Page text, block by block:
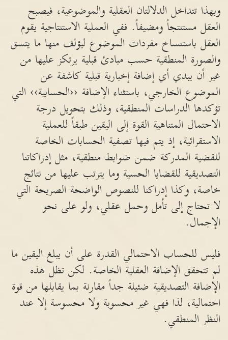
وبهذا تتداخل الدلالتان العقلية والموضوعية، فيصبح
العقل مستنتجاً ومضيفاً. ففي العملية الاستنتاجية يقوم
العقل باستنساخ مفردات الموضوع ليؤلف منها ما يتسق
والصورة المنطقية حسب مبادئ قبلية يرتكز عليها من
غير أن يبدي أي إضافة إخبارية قبلية كاشفة عن
الموضوع الخارجي، باستثناء الإضافة ‹‹الحسابية›› التي
تؤكدها الدراسات المنطقية، وذلك بتحويل درجة
الاحتمال المتناهية القوة إلى اليقين طبقاً للعملية
الاستقرائية، إذ يتم فيها تصفية الحسابات الخاصة
للقضية المدركة ضمن ضوابط منطقية، مثل إدراكاتنا
التصديقية للقضايا الحسية وما يترتب عليها من نتائج
خاصة، وكذا إدراكنا للنصوص الواضحة الصريحة التي
لا تحتاج إلى تأمل وحمل عقلي، ولو على نحو
الإجمال.
فليس للحساب الاحتمالي القدرة على أن يبلغ اليقين ما
لم تتحقق الإضافة العقلية الخاصة. لكن تظل هذه
الإضافة التصديقية ضئيلة جداً مقارنة بما يقابلها من قوة
احتمالية، لذا فهي غير محسوبة ولا محسوسة إلا عند
النظر المنطقي.